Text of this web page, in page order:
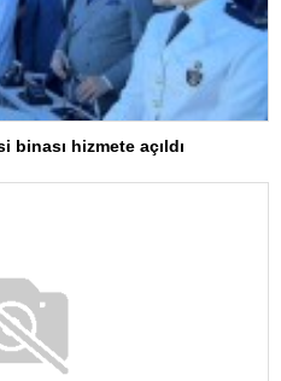
binası hizmete açıldı